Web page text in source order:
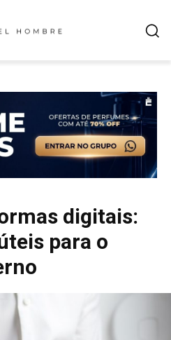
digitais:
para o